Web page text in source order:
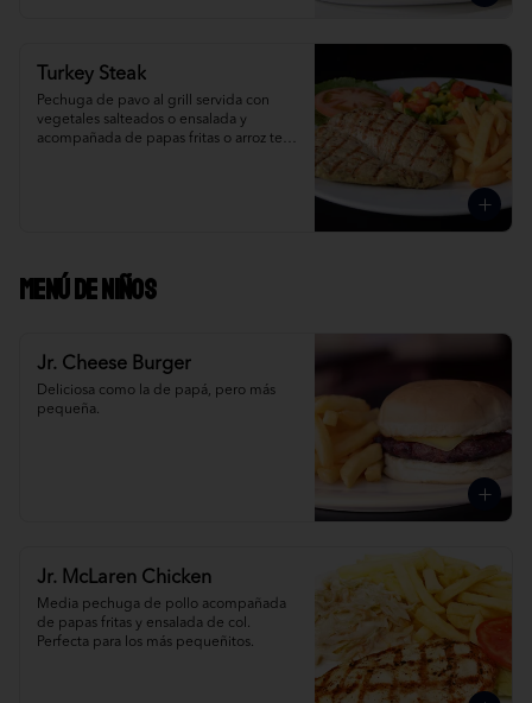
Turkey Steak
Pechuga de pavo al grill servida con
vegetales salteados o ensalada y
acompañada de papas fritas o arroz tex
Menú de niños
Jr. Cheese Burger
Deliciosa como la de papá, pero más
pequeña.
Jr. McLaren Chicken
Media pechuga de pollo acompañada
de papas fritas y ensalada de col.
Perfecta para los más pequeñitos.